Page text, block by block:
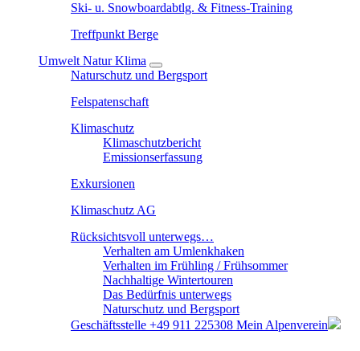
Ski- u. Snowboardabtlg. & Fitness-Training
Treffpunkt Berge
Umwelt Natur Klima
Naturschutz und Bergsport
Felspatenschaft
Klimaschutz
Klimaschutzbericht
Emissionserfassung
Exkursionen
Klimaschutz AG
Rücksichtsvoll unterwegs…
Verhalten am Umlenkhaken
Verhalten im Frühling / Frühsommer
Nachhaltige Wintertouren
Das Bedürfnis unterwegs
Naturschutz und Bergsport
Geschäftsstelle +49 911 225308 Mein Alpenverein